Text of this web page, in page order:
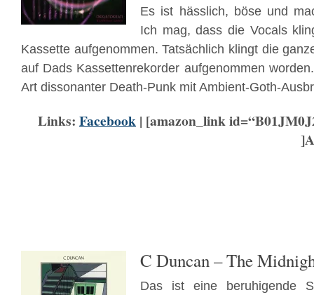
Es ist hässlich, böse und
Ich mag, dass die Vocals
Kassette aufgenommen. Tatsächlich klingt die
auf Dads Kassettenrekorder aufgenommen
Art dissonanter Death-Punk mit Ambient-Goth-
Links: Facebook | [amazon_link
C Duncan – The
Das ist eine beruhigende